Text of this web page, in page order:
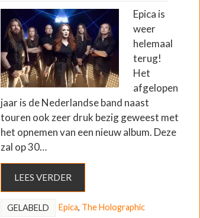
Epica is
weer
helemaal
terug!
Het
afgelopen
jaar is de Nederlandse band naast
touren ook zeer druk bezig geweest met
het opnemen van een nieuw album. Deze
zal op 30…
LEES VERDER
GELABELD Epica, The Holographic